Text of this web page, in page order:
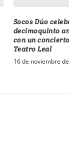
Socos Dúo
decimoquinto
con un
Teatro Leal
16 de noviembre